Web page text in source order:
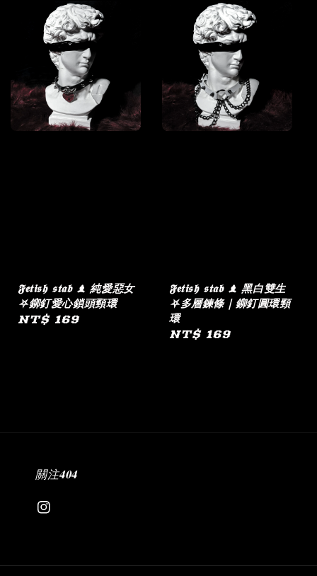
𝕱𝖊𝖙𝖎𝖘𝖍 𝖘𝖙𝖆𝖇 ♝ 純愛惡女
⛧鉚釘愛心鎖頭頸環
Regular
NT$ 169
𝕱𝖊𝖙𝖎𝖘𝖍 𝖘𝖙𝖆𝖇 ♝ 黑白雙生
⛧多層鍊條｜鉚釘圓環頸
環
Regular
NT$ 169
關注𝟒𝟎𝟒